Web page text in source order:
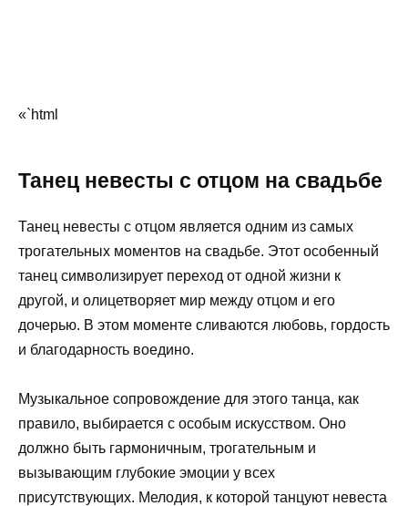
«`html
Танец невесты с отцом на свадьбе
Танец невесты с отцом является одним из самых
трогательных моментов на свадьбе. Этот особенный
танец символизирует переход от одной жизни к
другой, и олицетворяет мир между отцом и его
дочерью. В этом моменте сливаются любовь, гордость
и благодарность воедино.
Музыкальное сопровождение для этого танца, как
правило, выбирается с особым искусством. Оно
должно быть гармоничным, трогательным и
вызывающим глубокие эмоции у всех
присутствующих. Мелодия, к которой танцуют невеста